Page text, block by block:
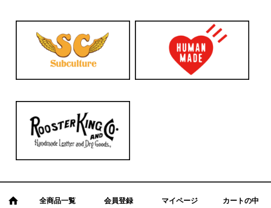
全商品一覧 会員登録 マイページ カートの中